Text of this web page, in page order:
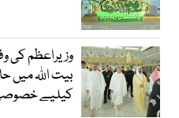
وزیراعظم کی
بیت اللہ
کیلیے